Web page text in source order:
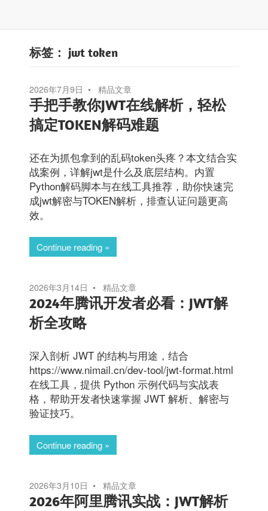
标签： jwt token
2026年7月9日 精品文章
手把手教你JWT在线解析，轻松
搞定TOKEN解码难题
还在为抓包拿到的乱码token头疼？本文结合实
战案例，详解jwt是什么及底层结构。内置
Python解码脚本与在线工具推荐，助你快速完
成jwt解密与TOKEN解析，排查认证问题更高
效。
Continue reading
2026年3月14日 精品文章
2024年腾讯开发者必看：JWT解
析全攻略
深入剖析 JWT 的结构与用途，结合
https://www.nimail.cn/dev-tool/jwt-format.html
在线工具，提供 Python 示例代码与实战表
格，帮助开发者快速掌握 JWT 解析、解密与
验证技巧。
Continue reading
2026年3月10日 精品文章
2026年阿里腾讯实战：JWT解析